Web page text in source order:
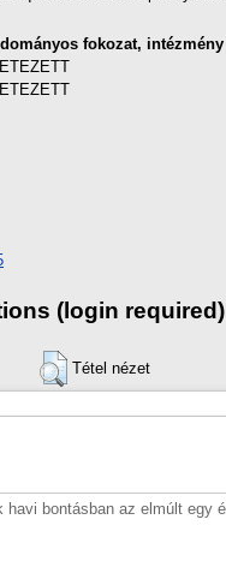
fokozat, intézmény
(login required)
Tétel nézet
havi bontásban az elmúlt egy